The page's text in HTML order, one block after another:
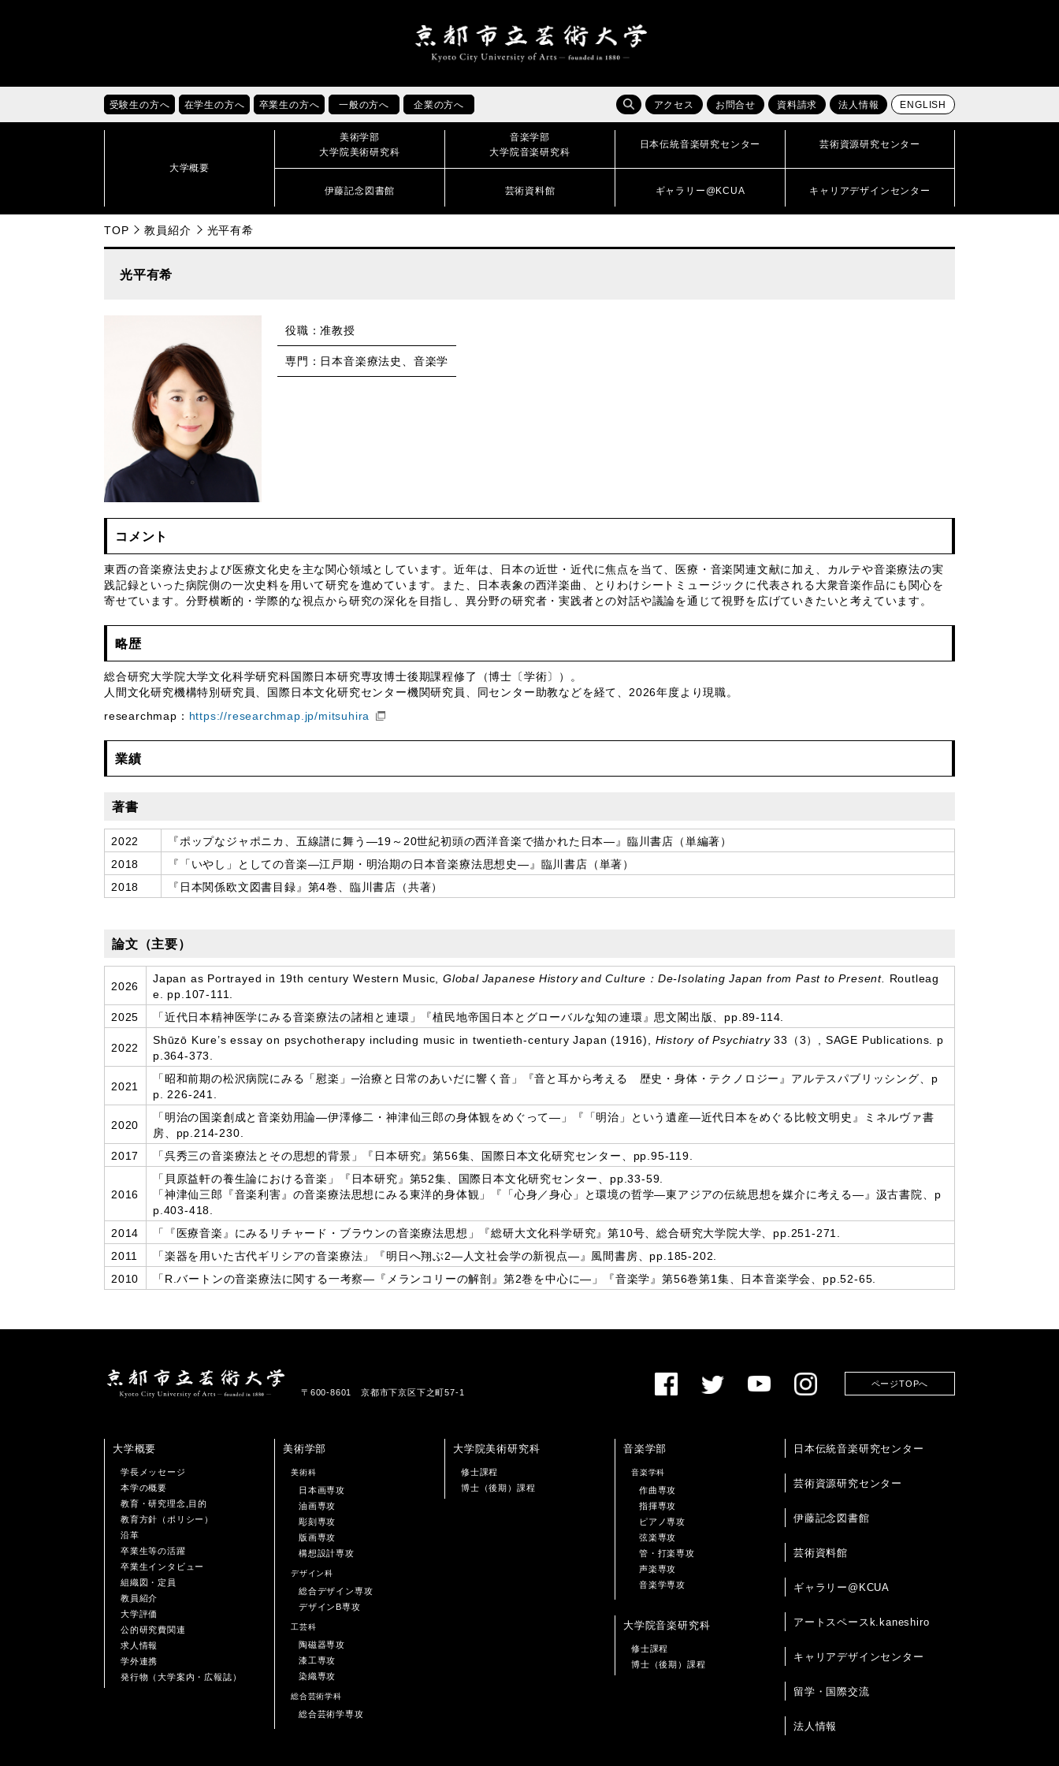
受験生の方へ 在学生の方へ 卒業生の方へ 一般の方へ 企業の方へ アクセス お問合せ 資料請求 法人情報 ENGLISH
大学概要
美術学部
大学院美術研究科
音楽学部
大学院音楽研究科
日本伝統音楽研究センター 芸術資源研究センター
伊藤記念図書館 芸術資料館 ギャラリー@KCUA キャリアデザインセンター
TOP 教員紹介 光平有希
光平有希
役職：准教授
専門：日本音楽療法史、音楽学
コメント
東西の音楽療法史および医療文化史を主な関心領域としています。近年は、日本の近世・近代に焦点を当て、医療・音楽関連文献に加え、カルテや音楽療法の実
践記録といった病院側の一次史料を用いて研究を進めています。また、日本表象の西洋楽曲、とりわけシートミュージックに代表される大衆音楽作品にも関心を
寄せています。分野横断的・学際的な視点から研究の深化を目指し、異分野の研究者・実践者との対話や議論を通じて視野を広げていきたいと考えています。
略歴
総合研究大学院大学文化科学研究科国際日本研究専攻博士後期課程修了（博士〔学術〕）。
人間文化研究機構特別研究員、国際日本文化研究センター機関研究員、同センター助教などを経て、2026年度より現職。
researchmap： https://researchmap.jp/mitsuhira
業績
著書
2022
『ポップなジャポニカ、五線譜に舞う―19～20世紀初頭の西洋音楽で描かれた日本―』臨川書店（単編著）
2018
『「いやし」としての音楽―江戸期・明治期の日本音楽療法思想史―』臨川書店（単著）
2018
『日本関係欧文図書目録』第4巻、臨川書店（共著）
論文（主要）
2026
Japan as Portrayed in 19th century Western Music, Global Japanese History and Culture：De-Isolating Japan from Past to Present.
Routleag
e. pp.107-111.
2025
「近代日本精神医学にみる音楽療法の諸相と連環」『植民地帝国日本とグローバルな知の連環』思文閣出版、pp.89-114.
2022
Shūzō Kure’s essay on psychotherapy including music in twentieth-century Japan (1916), History of Psychiatry33（3）, SAGE Publications. p
p.364-373.
2021
「昭和前期の松沢病院にみる「慰楽」─治療と日常のあいだに響く音」『音と耳から考える 歴史・身体・テクノロジー』アルテスパブリッシング、p
p. 226-241.
2020
「明治の国楽創成と音楽効用論―伊澤修二・神津仙三郎の身体観をめぐって―」『「明治」という遺産―近代日本をめぐる比較文明史』ミネルヴァ書
房、pp.214-230.
2017
「呉秀三の音楽療法とその思想的背景」『日本研究』第56集、国際日本文化研究センター、pp.95-119.
2016
「貝原益軒の養生論における音楽」『日本研究』第52集、国際日本文化研究センター、pp.33-59.
「神津仙三郎『音楽利害』の音楽療法思想にみる東洋的身体観」『「心身／身心」と環境の哲学―東アジアの伝統思想を媒介に考える―』汲古書院、p
p.403-418.
2014
「『医療音楽』にみるリチャード・ブラウンの音楽療法思想」『総研大文化科学研究』第10号、総合研究大学院大学、pp.251-271.
2011
「楽器を用いた古代ギリシアの音楽療法」『明日へ翔ぶ2―人文社会学の新視点―』風間書房、pp.185-202.
2010
「R.バートンの音楽療法に関する一考察―『メランコリーの解剖』第2巻を中心に―」『音楽学』第56巻第1集、日本音楽学会、pp.52-65.
〒600-8601 京都市下京区下之町57-1
ページTOPへ
大学概要
学長メッセージ
本学の概要
教育・研究理念,目的
教育方針（ポリシー）
沿革
卒業生等の活躍
卒業生インタビュー
組織図・定員
教員紹介
大学評価
公的研究費関連
求人情報
学外連携
発行物（大学案内・広報誌）
美術学部
美術科
日本画専攻
油画専攻
彫刻専攻
版画専攻
構想設計専攻
デザイン科
総合デザイン専攻
デザインB専攻
工芸科
陶磁器専攻
漆工専攻
染織専攻
総合芸術学科
総合芸術学専攻
大学院美術研究科
修士課程
博士（後期）課程
音楽学部
音楽学科
作曲専攻
指揮専攻
ピアノ専攻
弦楽専攻
管・打楽専攻
声楽専攻
音楽学専攻
大学院音楽研究科
修士課程
博士（後期）課程
日本伝統音楽研究センター
芸術資源研究センター
伊藤記念図書館
芸術資料館
ギャラリー@KCUA
アートスペースk.kaneshiro
キャリアデザインセンター
留学・国際交流
法人情報